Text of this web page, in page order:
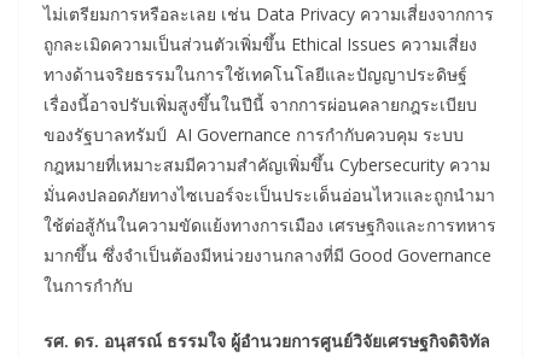
ไม่เตรียมการหรือละเลย เช่น Data Privacy ความเสี่ยงจากการ
ถูกละเมิดความเป็นส่วนตัวเพิ่มขึ้น Ethical Issues ความเสี่ยง
ทางด้านจริยธรรมในการใช้เทคโนโลยีและปัญญาประดิษฐ์
เรื่องนี้อาจปรับเพิ่มสูงขึ้นในปีนี้ จากการผ่อนคลายกฎระเบียบ
ของรัฐบาลทรัมป์ AI Governance การกำกับควบคุม ระบบ
กฎหมายที่เหมาะสมมีความสำคัญเพิ่มขึ้น Cybersecurity ความ
มั่นคงปลอดภัยทางไซเบอร์จะเป็นประเด็นอ่อนไหวและถูกนำมา
ใช้ต่อสู้กันในความขัดแย้งทางการเมือง เศรษฐกิจและการทหาร
มากขึ้น ซึ่งจำเป็นต้องมีหน่วยงานกลางที่มี Good Governance
ในการกำกับ
รศ. ดร. อนุสรณ์ ธรรมใจ ผู้อำนวยการศูนย์วิจัยเศรษฐกิจดิจิทัล